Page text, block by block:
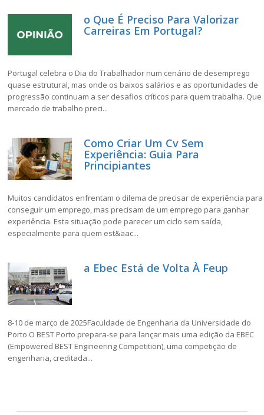
o Que É Preciso Para Valorizar
Carreiras Em Portugal?
Portugal celebra o Dia do Trabalhador num cenário de desemprego
quase estrutural, mas onde os baixos salários e as oportunidades de
progressão continuam a ser desafios críticos para quem trabalha. Que
mercado de trabalho preci...
Como Criar Um Cv Sem
Experiência: Guia Para
Principiantes
Muitos candidatos enfrentam o dilema de precisar de experiência para
conseguir um emprego, mas precisam de um emprego para ganhar
experiência. Esta situação pode parecer um ciclo sem saída,
especialmente para quem est&aac...
a Ebec Está de Volta À Feup
8-10 de março de 2025Faculdade de Engenharia da Universidade do
Porto O BEST Porto prepara-se para lançar mais uma edição da EBEC
(Empowered BEST Engineering Competition), uma competição de
engenharia, creditada...